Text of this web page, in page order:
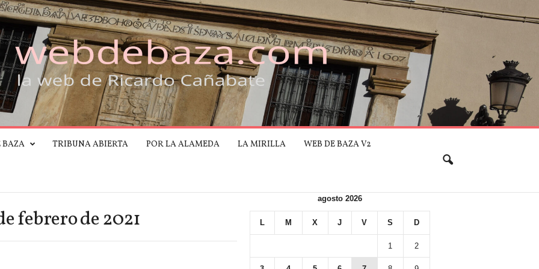
BAZA TRIBUNA ABIERTA POR LA ALAMEDA LA MIRILLA WEB DE BAZA V2
febrero de 2021
agosto 2026
L M X J V S D
1 2